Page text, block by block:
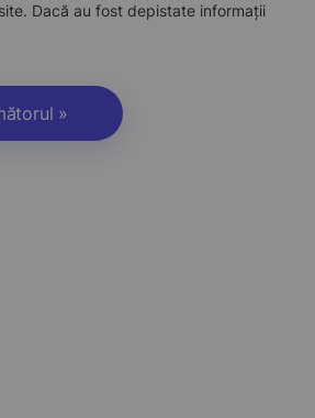
Dacă au fost depistate informații
»